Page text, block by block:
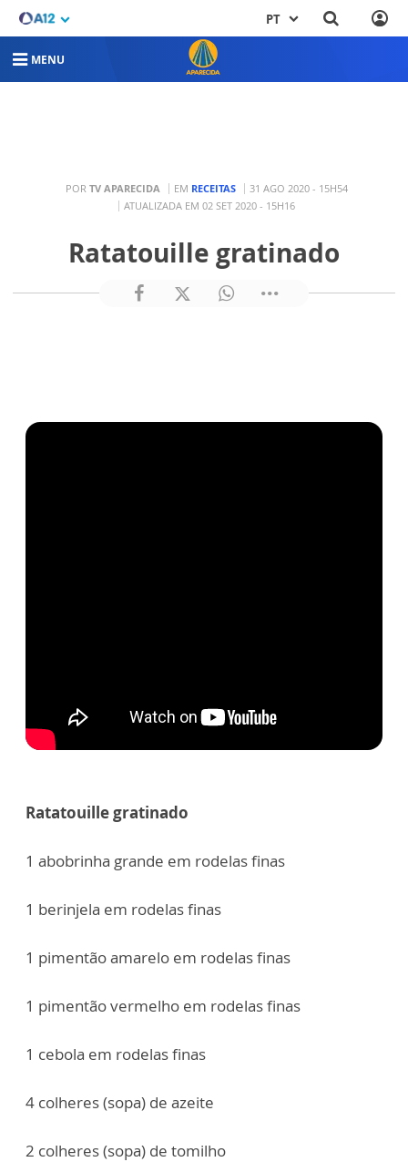
PT
MENU
POR TV APARECIDA EM RECEITAS
31 AGO 2020 - 15H54
ATUALIZADA EM 02 SET 2020 - 15H16
Ratatouille gratinado
Ratatouille gratinado
1 abobrinha grande em rodelas finas
1 berinjela em rodelas finas
1 pimentão amarelo em rodelas finas
1 pimentão vermelho em rodelas finas
1 cebola em rodelas finas
4 colheres (sopa) de azeite
2 colheres (sopa) de tomilho